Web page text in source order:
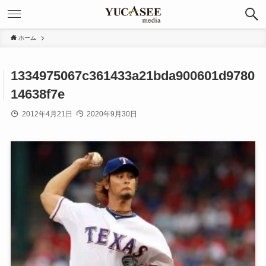
ホーム
1334975067c361433a21bda900601d9780
14638f7e
2012年4月21日 2020年9月30日